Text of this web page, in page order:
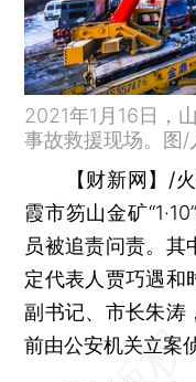
2021年1月16日，
事故救援现场。图/
【财新网】/
霞市笏山金矿
员被追责问责。其
定代表人贾巧遇和
副书记、市长朱涛
前由公安机关立案